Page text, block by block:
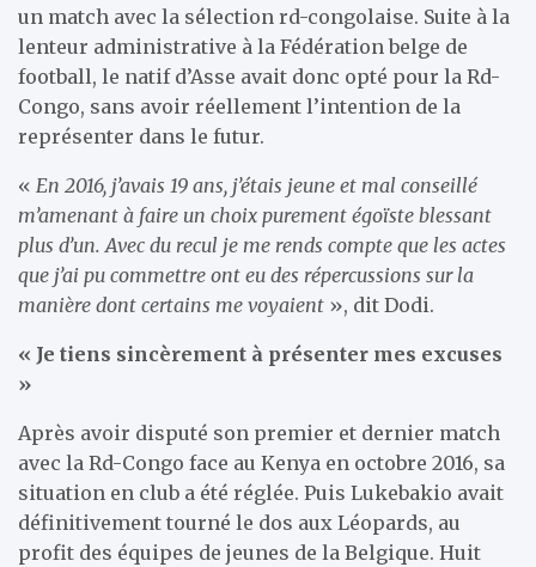
un match avec la sélection rd-congolaise. Suite à la
lenteur administrative à la Fédération belge de
football, le natif d’Asse avait donc opté pour la Rd-
Congo, sans avoir réellement l’intention de la
représenter dans le futur.
« En 2016, j’avais 19 ans, j’étais jeune et mal conseillé
m’amenant à faire un choix purement égoïste blessant
plus d’un. Avec du recul je me rends compte que les actes
que j’ai pu commettre ont eu des répercussions sur la
manière dont certains me voyaient », dit Dodi.
« Je tiens sincèrement à présenter mes excuses
»
Après avoir disputé son premier et dernier match
avec la Rd-Congo face au Kenya en octobre 2016, sa
situation en club a été réglée. Puis Lukebakio avait
définitivement tourné le dos aux Léopards, au
profit des équipes de jeunes de la Belgique. Huit